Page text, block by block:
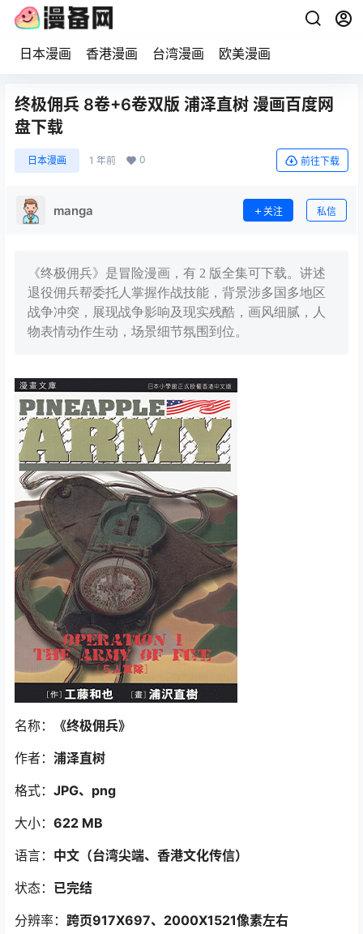
日本漫画 香港漫画 台湾漫画 欧美漫画
终极佣兵 8卷+6卷双版 浦泽直树 漫画百度网
盘下载
日本漫画 1 年前 0 前往下载
manga 关注 私信
《终极佣兵》是冒险漫画，有 2 版全集可下载。讲述
退役佣兵帮委托人掌握作战技能，背景涉多国多地区
战争冲突，展现战争影响及现实残酷，画风细腻，人
物表情动作生动，场景细节氛围到位。
名称：
《终极佣兵》
作者： 浦泽直树
格式： JPG、png
大小： 622 MB
语言： 中文（台湾尖端、香港文化传信）
状态： 已完结
分辨率： 跨页917X697、2000X1521像素左右